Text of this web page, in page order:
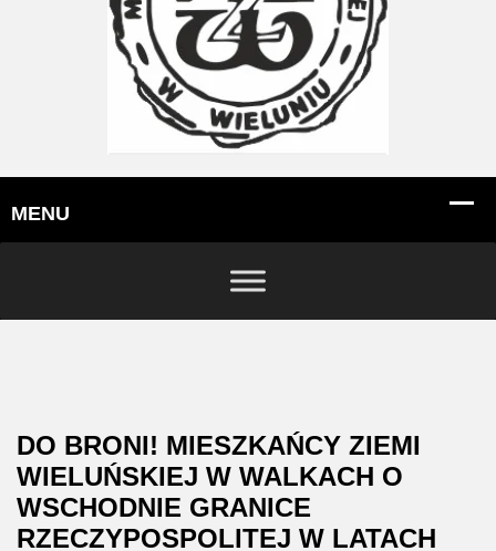
DO BRONI! MIESZKAŃCY ZIEMI
WIELUŃSKIEJ W WALKACH O
WSCHODNIE GRANICE
RZECZYPOSPOLITEJ W LATACH